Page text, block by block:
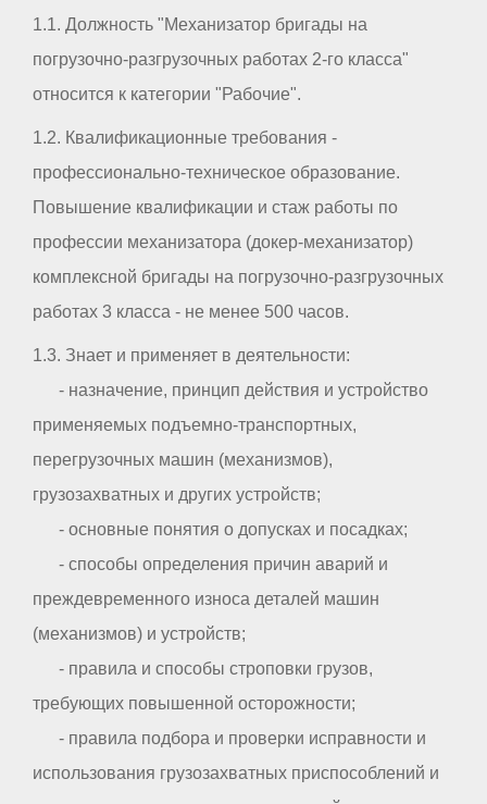
1.1. Должность "Механизатор бригады на
погрузочно-разгрузочных работах 2-го класса"
относится к категории "Рабочие".
1.2. Квалификационные требования -
профессионально-техническое образование.
Повышение квалификации и стаж работы по
профессии механизатора (докер-механизатор)
комплексной бригады на погрузочно-разгрузочных
работах 3 класса - не менее 500 часов.
1.3. Знает и применяет в деятельности:
- назначение, принцип действия и устройство
применяемых подъемно-транспортных,
перегрузочных машин (механизмов),
грузозахватных и других устройств;
- основные понятия о допусках и посадках;
- способы определения причин аварий и
преждевременного износа деталей машин
(механизмов) и устройств;
- правила и способы строповки грузов,
требующих повышенной осторожности;
- правила подбора и проверки исправности и
использования грузозахватных приспособлений и